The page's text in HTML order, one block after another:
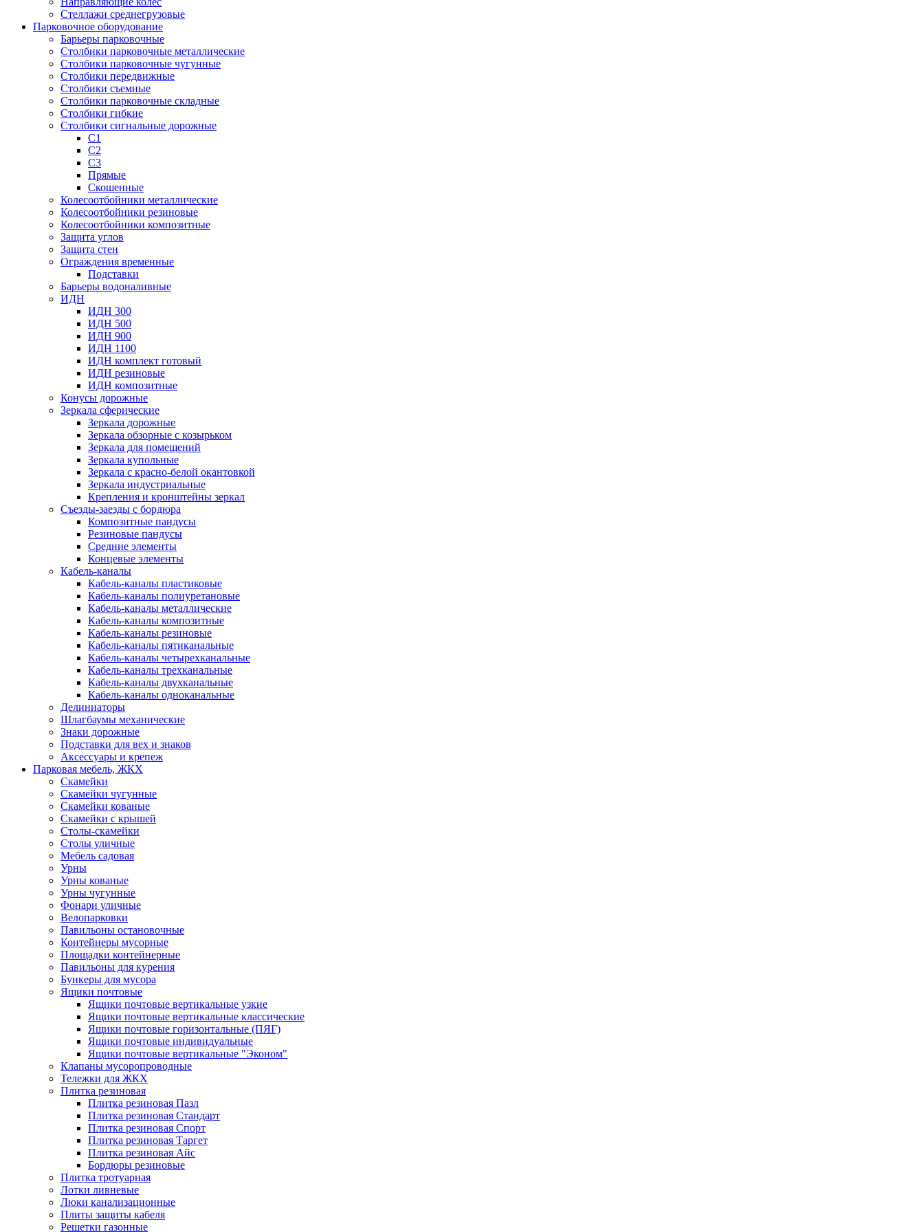
Стеллажи среднегрузовые
Парковочное оборудование
Барьеры парковочные
Столбики парковочные металлические
Столбики парковочные чугунные
Столбики передвижные
Столбики съемные
Столбики парковочные складные
Столбики гибкие
Столбики сигнальные дорожные
С1
С2
С3
Прямые
Скошенные
Колесоотбойники металлические
Колесоотбойники резиновые
Колесоотбойники композитные
Защита углов
Защита стен
Ограждения временные
Подставки
Барьеры водоналивные
ИДН
ИДН 300
ИДН 500
ИДН 900
ИДН 1100
ИДН комплект готовый
ИДН резиновые
ИДН композитные
Конусы дорожные
Зеркала сферические
Зеркала дорожные
Зеркала обзорные с козырьком
Зеркала для помещений
Зеркала купольные
Зеркала с красно-белой окантовкой
Зеркала индустриальные
Крепления и кронштейны зеркал
Съезды-заезды с бордюра
Композитные пандусы
Резиновые пандусы
Средние элементы
Концевые элементы
Кабель-каналы
Кабель-каналы пластиковые
Кабель-каналы полиуретановые
Кабель-каналы металлические
Кабель-каналы композитные
Кабель-каналы резиновые
Кабель-каналы пятиканальные
Кабель-каналы четырехканальные
Кабель-каналы трехканальные
Кабель-каналы двухканальные
Кабель-каналы одноканальные
Делиниаторы
Шлагбаумы механические
Знаки дорожные
Подставки для вех и знаков
Аксессуары и крепеж
Парковая мебель, ЖКХ
Скамейки
Скамейки чугунные
Скамейки кованые
Скамейки с крышей
Столы-скамейки
Столы уличные
Мебель садовая
Урны
Урны кованые
Урны чугунные
Фонари уличные
Велопарковки
Павильоны остановочные
Контейнеры мусорные
Площадки контейнерные
Павильоны для курения
Бункеры для мусора
Ящики почтовые
Ящики почтовые вертикальные узкие
Ящики почтовые вертикальные классические
Ящики почтовые горизонтальные (ПЯГ)
Ящики почтовые индивидуальные
Ящики почтовые вертикальные "Эконом"
Клапаны мусоропроводные
Тележки для ЖКХ
Плитка резиновая
Плитка резиновая Пазл
Плитка резиновая Стандарт
Плитка резиновая Спорт
Плитка резиновая Таргет
Плитка резиновая Айс
Бордюры резиновые
Плитка тротуарная
Лотки ливневые
Люки канализационные
Плиты защиты кабеля
Решетки газонные